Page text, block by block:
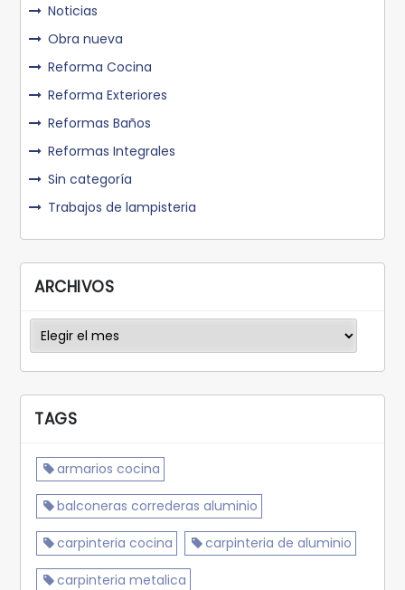
Noticias
Obra nueva
Reforma Cocina
Reforma Exteriores
Reformas Baños
Reformas Integrales
Sin categoría
Trabajos de lampisteria
ARCHIVOS
Archivos
TAGS
armarios cocina
balconeras correderas aluminio
carpinteria cocina carpinteria de aluminio
carpinteria metalica